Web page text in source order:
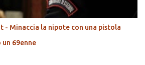
- Minaccia la nipote con una pistola
69enne